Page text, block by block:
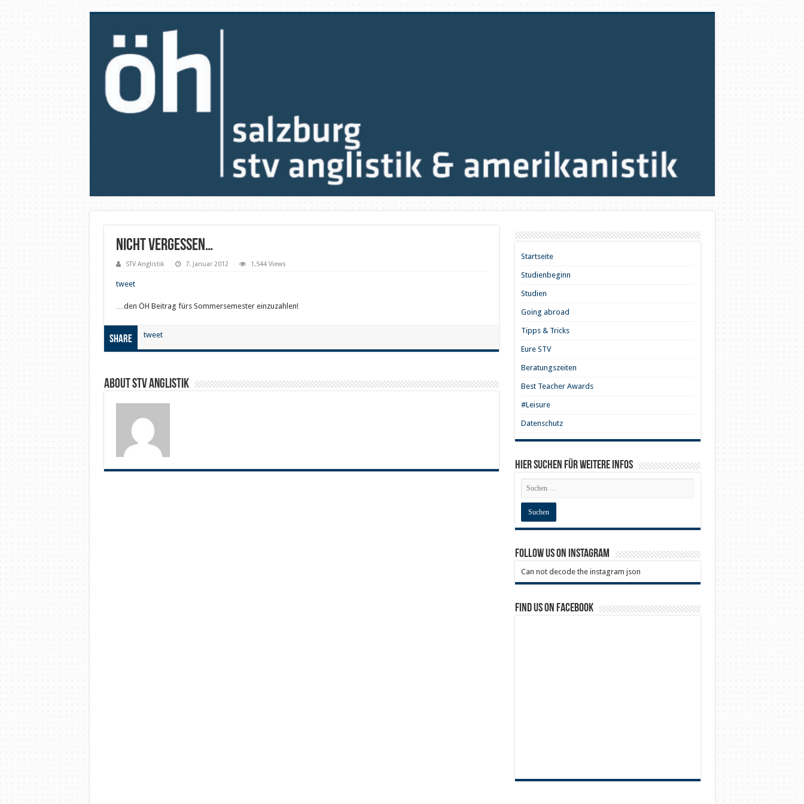
Nicht vergessen…
STV Anglistik 7. Januar 2012 1,544 Views
tweet
…den ÖH Beitrag fürs Sommersemester einzuzahlen!
Share tweet
About STV Anglistik
Startseite
Studienbeginn
Studien
Going abroad
Tipps & Tricks
Eure STV
Beratungszeiten
Best Teacher Awards
#Leisure
Datenschutz
Hier Suchen für weitere Infos
Follow us on Instagram
Can not decode the instagram json
Find us on Facebook